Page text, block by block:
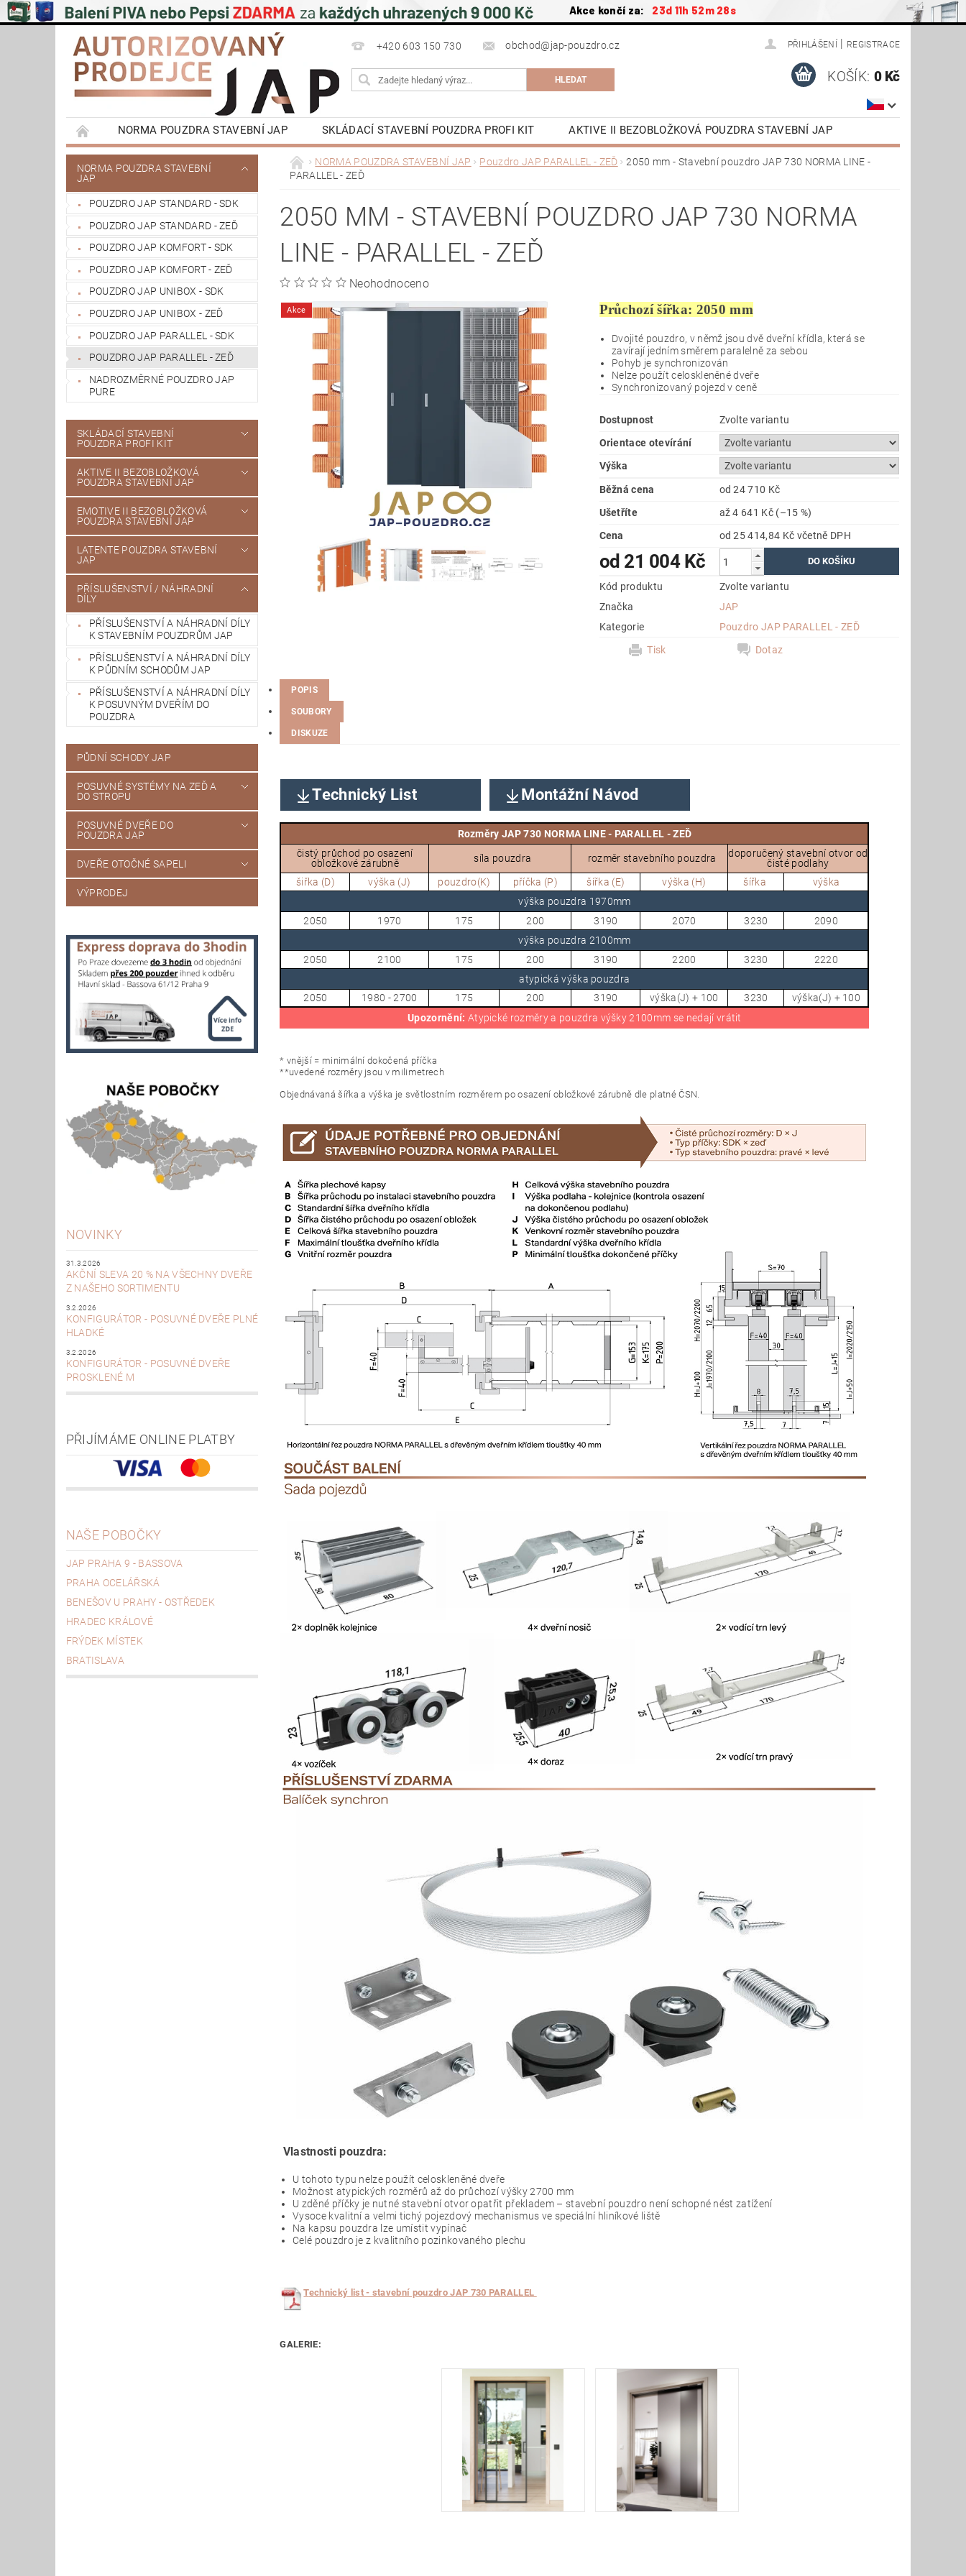
Akce končí za: 23d 11h 52m 27s
+420 603 150 730 obchod@jap-pouzdro.cz PŘIHLÁŠENÍ REGISTRACE
KOŠÍK: 0 Kč
NORMA POUZDRA STAVEBNÍ JAP SKLÁDACÍ STAVEBNÍ POUZDRA PROFI KIT
AKTIVE II BEZOBLOŽKOVÁ POUZDRA STAVEBNÍ JAP
EMOTIVE II BEZOBLOŽKOVÁ POUZDRA STAVEBNÍ JAP
LATENTE POUZDRA STAVEBNÍ JAP
PŘÍSLUŠENSTVÍ / NÁHRADNÍ DÍLY
PŮDNÍ SCHODY JAP
POSUVNÉ SYSTÉMY NA ZEĎ A DO STROPU
VÝPRODEJ
OBCHODNÍ PODMÍNKY OCHRANA OSOBNÍCH ÚDAJŮ NAPIŠTE NÁM KE STAŽENÍ
VIDEONÁVODY
REFERENCE ZÁKAZNÍKŮ
NAŠE POBOČKY
NORMA POUZDRA STAVEBNÍ
JAP
POUZDRO JAP STANDARD - SDK
POUZDRO JAP STANDARD - ZEĎ
POUZDRO JAP KOMFORT - SDK
POUZDRO JAP KOMFORT - ZEĎ
POUZDRO JAP UNIBOX - SDK
POUZDRO JAP UNIBOX - ZEĎ
POUZDRO JAP PARALLEL - SDK
POUZDRO JAP PARALLEL - ZEĎ
NADROZMĚRNÉ POUZDRO JAP
PURE
SKLÁDACÍ STAVEBNÍ
POUZDRA PROFI KIT
AKTIVE II BEZOBLOŽKOVÁ
POUZDRA STAVEBNÍ JAP
EMOTIVE II BEZOBLOŽKOVÁ
POUZDRA STAVEBNÍ JAP
LATENTE POUZDRA STAVEBNÍ
JAP
PŘÍSLUŠENSTVÍ / NÁHRADNÍ
DÍLY
PŘÍSLUŠENSTVÍ A NÁHRADNÍ DÍLY
K STAVEBNÍM POUZDRŮM JAP
PŘÍSLUŠENSTVÍ A NÁHRADNÍ DÍLY
K PŮDNÍM SCHODŮM JAP
PŘÍSLUŠENSTVÍ A NÁHRADNÍ DÍLY
K POSUVNÝM DVEŘÍM DO
POUZDRA
PŮDNÍ SCHODY JAP
POSUVNÉ SYSTÉMY NA ZEĎ A
DO STROPU
POSUVNÉ DVEŘE DO
POUZDRA JAP
DVEŘE OTOČNÉ SAPELI
VÝPRODEJ
NOVINKY
31.3.2026
AKČNÍ SLEVA 20 % NA VŠECHNY DVEŘE
Z NAŠEHO SORTIMENTU
3.2.2026
KONFIGURÁTOR - POSUVNÉ DVEŘE PLNÉ
HLADKÉ
3.2.2026
KONFIGURÁTOR - POSUVNÉ DVEŘE
PROSKLENÉ M
PŘIJÍMÁME ONLINE PLATBY
NAŠE POBOČKY
JAP PRAHA 9 - BASSOVA
PRAHA OCELÁŘSKÁ
BENEŠOV U PRAHY - OSTŘEDEK
HRADEC KRÁLOVÉ
FRÝDEK MÍSTEK
BRATISLAVA
NORMA POUZDRA STAVEBNÍ JAP Pouzdro JAP PARALLEL - ZEĎ
2050 mm - Stavební pouzdro JAP 730 NORMA LINE -
PARALLEL - ZEĎ
2050 MM - STAVEBNÍ POUZDRO JAP 730 NORMA
LINE - PARALLEL - ZEĎ
Neohodnoceno
Akce Průchozí šířka: 2050 mm
Dvojité pouzdro, v němž jsou dvě dveřní křídla, která se
zavírají jedním směrem paralelně za sebou
Pohyb je synchronizován
Nelze použít celoskleněné dveře
Synchronizovaný pojezd v ceně
Dostupnost
Zvolte variantu
Orientace otevírání
Výška
Běžná cena
od 24 710 Kč
Ušetříte
až4 641 Kč (–15 %)
Cena
od 25 414,84 Kč včetně DPH
od 21 004 Kč
Kód produktu
Zvolte variantu
Značka
JAP
Kategorie
Pouzdro JAP PARALLEL - ZEĎ
Tisk
Dotaz
POPIS
SOUBORY
DISKUZE
Technický List Montážní Návod
Rozměry JAP 730 NORMA LINE - PARALLEL - ZEĎ
čistý průchod po osazení
obložkové zárubně
síla pouzdra rozměr stavebního pouzdra
doporučený stavební otvor od
čisté podlahy
šiřka (D)
výška (J) pouzdro(K) příčka (P) šířka (E) výška (H) šířka
výška
výška pouzdra 1970mm
2050
1970 175 200 3190 2070 3230
2090
výška pouzdra 2100mm
2050
2100 175 200 3190 2200 3230
2220
atypická výška pouzdra
2050
1980 - 2700 175 200 3190 výška(J) + 100 3230
výška(J) + 100
Upozornění: Atypické rozměry a pouzdra výšky 2100mm se nedají vrátit
* vnější = minimální dokočená příčka
**uvedené rozměry jsou v milimetrech
Objednávaná šířka a výška je světlostním rozměrem po osazení obložkové zárubně dle platné ČSN.
Vlastnosti pouzdra:
U tohoto typu nelze použít celoskleněné dveře
Možnost atypických rozměrů až do průchozí výšky 2700 mm
U zděné příčky je nutné stavební otvor opatřit překladem – stavební pouzdro není schopné nést zatížení
Vysoce kvalitní a velmi tichý pojezdový mechanismus ve speciální hliníkové liště
Na kapsu pouzdra lze umístit vypínač
Celé pouzdro je z kvalitního pozinkovaného plechu
Technický list - stavební pouzdro JAP 730 PARALLEL
GALERIE: